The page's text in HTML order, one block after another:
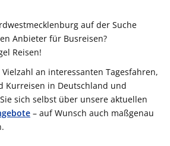
auf der Suche
Anbieter für Busreisen?
Reisen!
an interessanten Tagesfahren,
Kurreisen in Deutschland und
sich selbst über unsere aktuellen
– auf Wunsch auch maßgenau